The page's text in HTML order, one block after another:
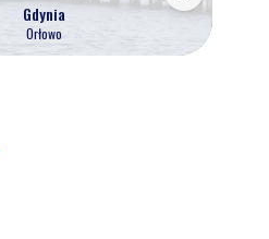
Gdynia
Orłowo